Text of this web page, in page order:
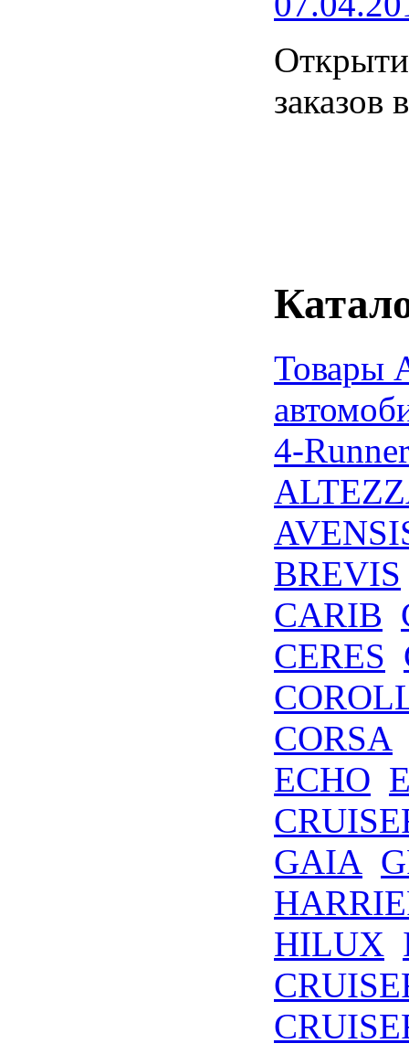
заказов
Товары
4-Runner
BREVIS
CARIB
CERES
CORSA
ECHO
GAIA
HILUX